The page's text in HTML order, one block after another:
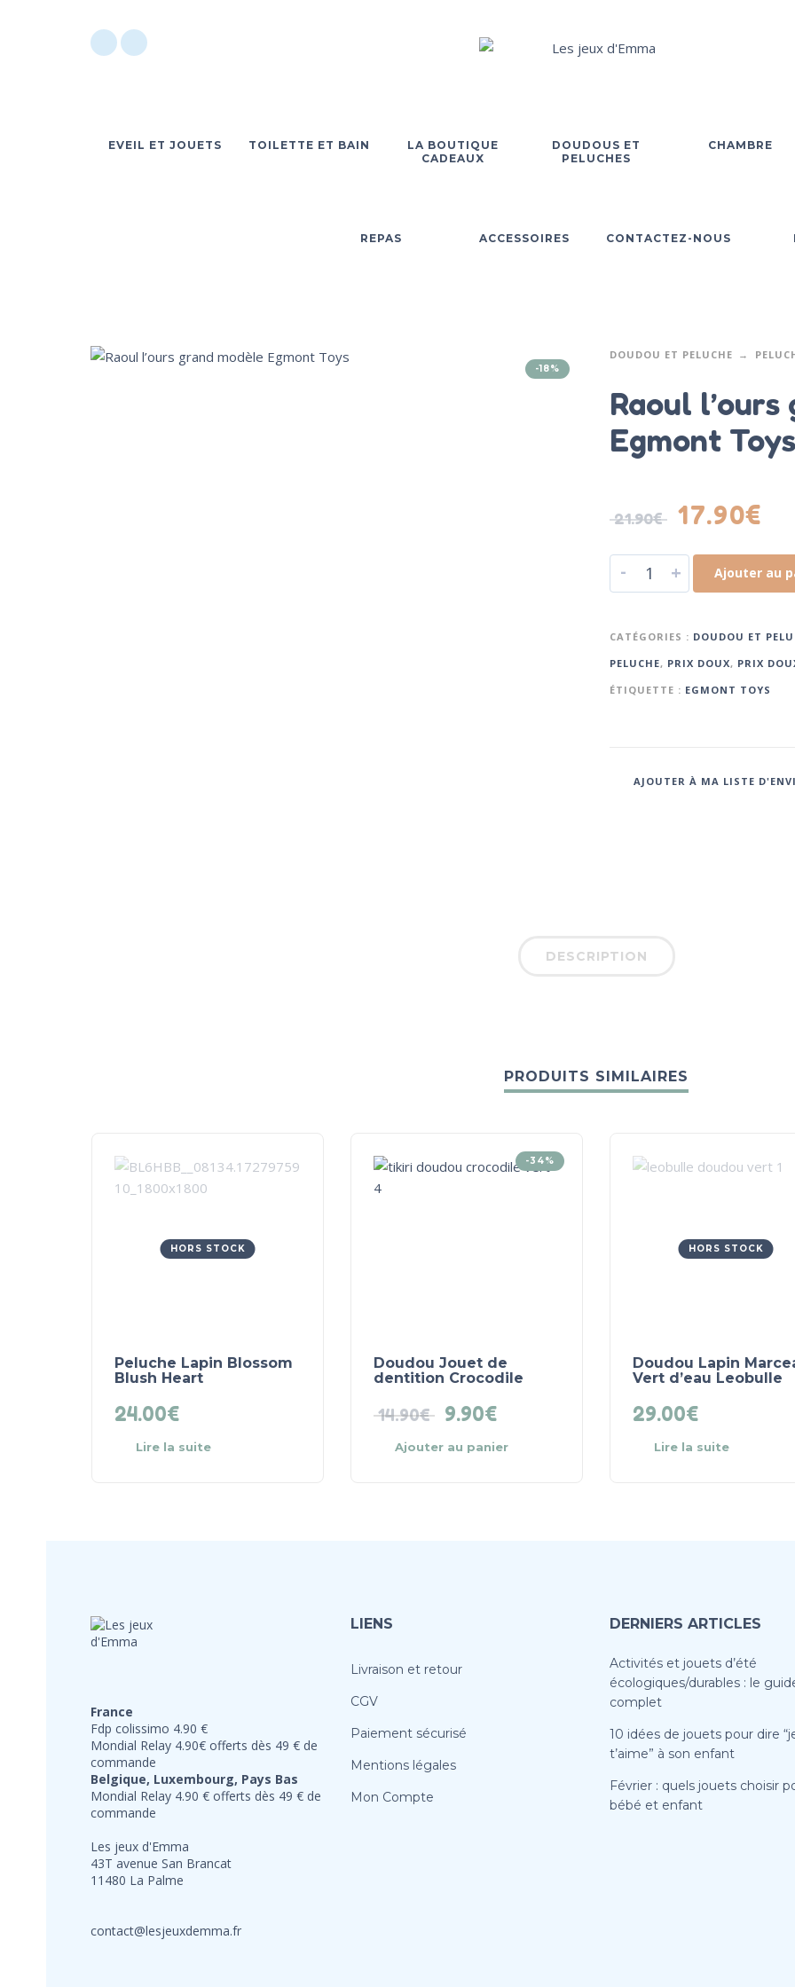
EVEIL ET JOUETS TOILETTE ET BAIN
LA BOUTIQUE
CADEAUX
DOUDOUS ET
PELUCHES
CHAMBRE
REPAS ACCESSOIRES CONTACTEZ-NOUS
-18%
DOUDOU ET PELUCHE
Raoul
Egmont Toys
21.90€ 17.90€
- + Ajouter au
CATÉGORIES : DOUDOU ET
PELUCHE, PRIX DOUX, PRIX
ÉTIQUETTE : EGMONT TOYS
AJOUTER À MA LISTE
DESCRIPTION
PRODUITS SIMILAIRES
HORS STOCK
Peluche Lapin Blossom
Blush Heart
24.00€
Lire la suite
-34%
Doudou Jouet de
dentition Crocodile
14.90€ 9.90€
Ajouter au panier
HORS STOCK
Doudou Lapin
Vert d’eau Leobulle
29.00€
Lire la suite
France
Fdp colissimo 4.90 €
Mondial Relay 4.90€ offerts dès 49 € de
commande
Belgique, Luxembourg, Pays Bas
Mondial Relay 4.90 € offerts dès 49 € de
commande
Les jeux d'Emma
43T avenue San Brancat
11480 La Palme
contact@lesjeuxdemma.fr
LIENS
Livraison et retour
CGV
Paiement sécurisé
Mentions légales
Mon Compte
DERNIERS ARTICLES
Activités et jouets d’été
écologiques/durables : le
complet
10 idées de jouets pour dire
t’aime” à son enfant
Février : quels jouets choisir
bébé et enfant